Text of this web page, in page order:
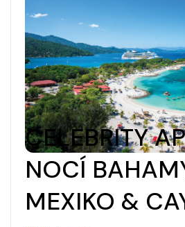
CELEBRITY
NOCÍ
MEXIKO &